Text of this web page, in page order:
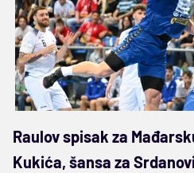
Raulov spisak za
Kukića, šansa za